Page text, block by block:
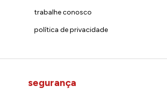
trabalhe conosco
política de privacidade
segurança